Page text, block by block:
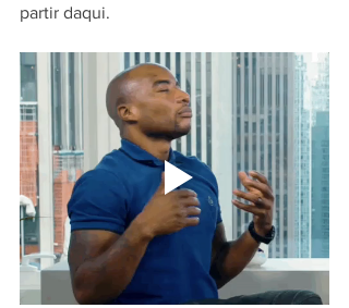
partir daqui.